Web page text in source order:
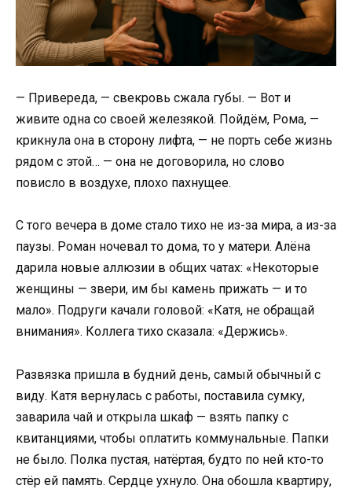
— Привереда, — свекровь сжала губы. — Вот и
живите одна со своей железякой. Пойдём, Рома, —
крикнула она в сторону лифта, — не порть себе жизнь
рядом с этой… — она не договорила, но слово
повисло в воздухе, плохо пахнущее.
С того вечера в доме стало тихо не из-за мира, а из-за
паузы. Роман ночевал то дома, то у матери. Алёна
дарила новые аллюзии в общих чатах: «Некоторые
женщины — звери, им бы камень прижать — и то
мало». Подруги качали головой: «Катя, не обращай
внимания». Коллега тихо сказала: «Держись».
Развязка пришла в будний день, самый обычный с
виду. Катя вернулась с работы, поставила сумку,
заварила чай и открыла шкаф — взять папку с
квитанциями, чтобы оплатить коммунальные. Папки
не было. Полка пустая, натёртая, будто по ней кто-то
стёр ей память. Сердце ухнуло. Она обошла квартиру,